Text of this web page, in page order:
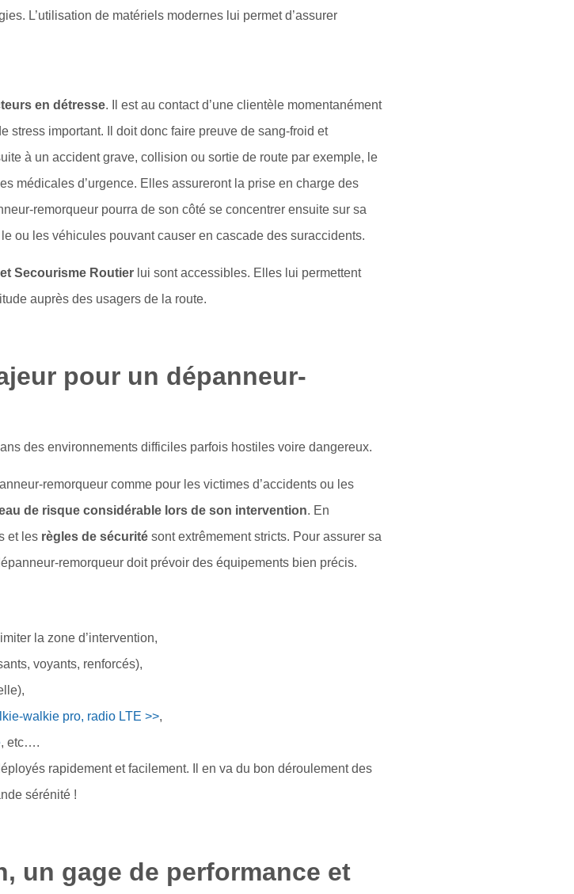
L’utilisation de matériels modernes lui permet d’assurer
en détresse. Il est au contact d’une clientèle momentanément
stress important. Il doit donc faire preuve de sang-froid et
à un accident grave, collision ou sortie de route par exemple, le
médicales d’urgence. Elles assureront la prise en charge des
remorqueur pourra de son côté se concentrer ensuite sur sa
ou les véhicules pouvant causer en cascade des suraccidents.
Secourisme Routier lui sont accessibles. Elles lui permettent
auprès des usagers de la route.
pour un dépanneur-
des environnements difficiles parfois hostiles voire dangereux.
remorqueur comme pour les victimes d’accidents ou les
de risque considérable lors de son intervention. En
et les règles de sécurité sont extrêmement stricts. Pour assurer sa
remorqueur doit prévoir des équipements bien précis.
la zone d’intervention,
voyants, renforcés),
walkie pro, radio LTE >>,
, etc….
rapidement et facilement. Il en va du bon déroulement des
sérénité !
un gage de performance et